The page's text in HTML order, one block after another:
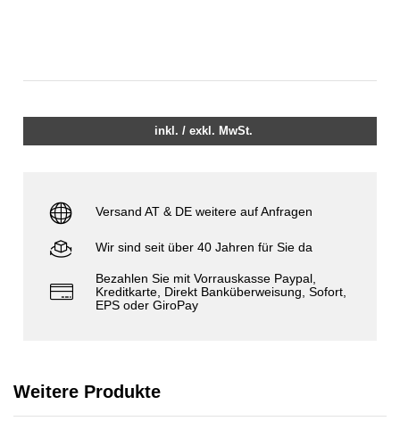
inkl. / exkl. MwSt.
Versand AT & DE weitere auf Anfragen
Wir sind seit über 40 Jahren für Sie da
Bezahlen Sie mit Vorrauskasse Paypal,
Kreditkarte, Direkt Banküberweisung, Sofort,
EPS oder GiroPay
Weitere Produkte